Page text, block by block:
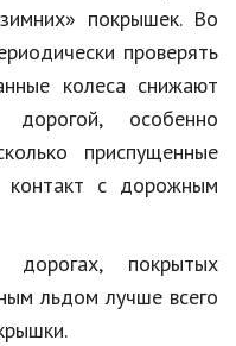
покрышек. Во
проверять
колеса снижают
особенно
приспущенные
контакт с дорожным
покрытых
льдом лучше всего